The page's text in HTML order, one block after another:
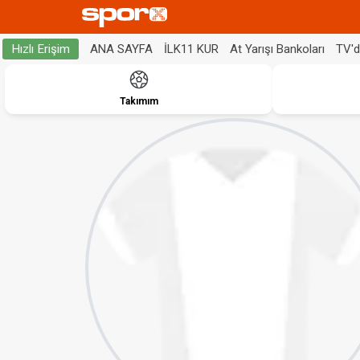
Hızlı Erişim ANA SAYFA İLK11 KUR At Yarışı Bankoları
Takımım